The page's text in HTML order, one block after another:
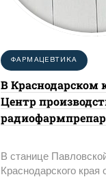
ФАРМАЦЕВТИКА
В Краснодарском
Центр
В станице
Краснодарского края